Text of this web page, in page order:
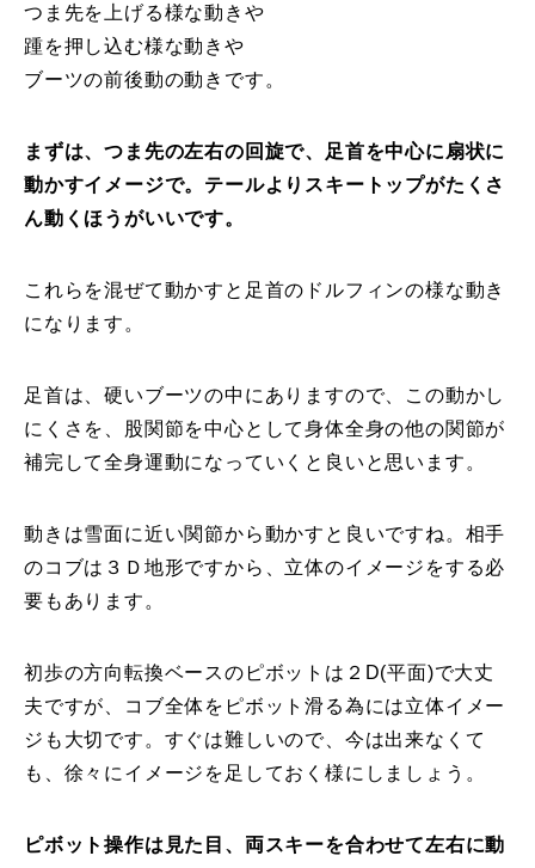
つま先を上げる様な動きや
踵を押し込む様な動きや
ブーツの前後動の動きです。
まずは、つま先の左右の回旋で、足首を中心に扇状に
動かすイメージで。テールよりスキートップがたくさ
ん動くほうがいいです。
これらを混ぜて動かすと足首のドルフィンの様な動き
になります。
足首は、硬いブーツの中にありますので、この動かし
にくさを、股関節を中心として身体全身の他の関節が
補完して全身運動になっていくと良いと思います。
動きは雪面に近い関節から動かすと良いですね。相手
のコブは３Ｄ地形ですから、立体のイメージをする必
要もあります。
初歩の方向転換ベースのピボットは２D(平面)で大丈
夫ですが、コブ全体をピボット滑る為には立体イメー
ジも大切です。すぐは難しいので、今は出来なくて
も、徐々にイメージを足しておく様にしましょう。
ピボット操作は見た目、両スキーを合わせて左右に動